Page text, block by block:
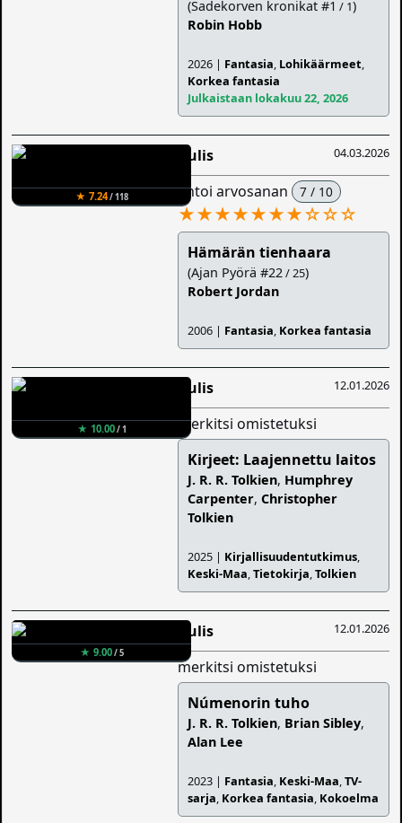
(Sadekorven kronikat #1 / 1)
Robin Hobb
2026 | Fantasia, Lohikäärmeet,
Korkea fantasia
Julkaistaan lokakuu 22, 2026
★ 7.24/ 118
04.03.2026
Aulis
antoi arvosanan 7 / 10
★★★★★★★☆☆☆
Hämärän tienhaara
(Ajan Pyörä #22/ 25)
Robert Jordan
2006 | Fantasia, Korkea fantasia
★ 10.00/ 1
12.01.2026
Aulis
merkitsi omistetuksi
Kirjeet: Laajennettu laitos
J. R. R. Tolkien, Humphrey
Carpenter,Christopher
Tolkien
2025 | Kirjallisuudentutkimus,
Keski-Maa,Tietokirja,Tolkien
★ 9.00/ 5
12.01.2026
Aulis
merkitsi omistetuksi
Númenorin tuho
J. R. R. Tolkien, Brian Sibley,
Alan Lee
2023 | Fantasia, Keski-Maa,TV-
sarja, Korkea fantasia, Kokoelma